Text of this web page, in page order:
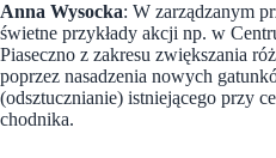
Anna Wysocka: W zarządzanym
świetne przykłady akcji np. w
Piaseczno z zakresu zwiększania
poprzez nasadzenia nowych
(odsztucznianie) istniejącego przy
chodnika.